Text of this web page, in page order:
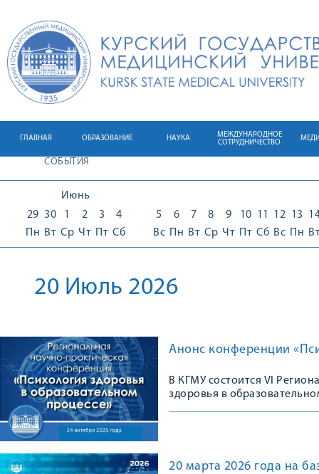
ГЛАВНАЯ ОБРАЗОВАНИЕ НАУКА
МЕЖДУНАРОДНОЕ
СОТРУДНИЧЕСТВО
СОБЫТИЯ
Июнь
29
Пн
30
Вт
1
Ср
2
Чт
3
Пт
4
Сб
5
Вс
6
Пн
7
Вт
8
Ср
9
Чт
10
Пт
11
Сб
12
Вс
13
Пн
20 Июль 2026
Анонс конференции
В КГМУ состоится VI
здоровья в
20 марта 2026 года на